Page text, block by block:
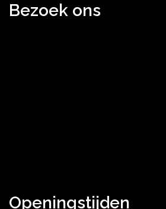
Bezoek ons
Openingstijden